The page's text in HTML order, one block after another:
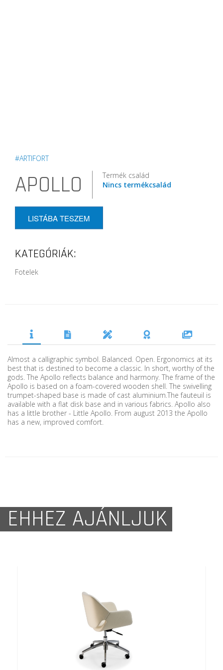
#ARTIFORT
APOLLO
Termék család
Nincs termékcsalád
LISTÁBA TESZEM
KATEGÓRIÁK:
Fotelek
Almost a calligraphic symbol. Balanced. Open. Ergonomics at its
best that is destined to become a classic. In short, worthy of the
gods. The Apollo reflects balance and harmony. The frame of the
Apollo is based on a foam-covered wooden shell. The swivelling
trumpet-shaped base is made of cast aluminium.The fauteuil is
available with a flat disk base and in various fabrics. Apollo also
has a little brother - Little Apollo. From august 2013 the Apollo
has a new, improved comfort.
EHHEZ AJÁNLJUK